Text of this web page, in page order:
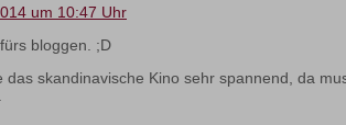
um 10:47 Uhr
bloggen. ;D
skandinavische Kino sehr spannend, da